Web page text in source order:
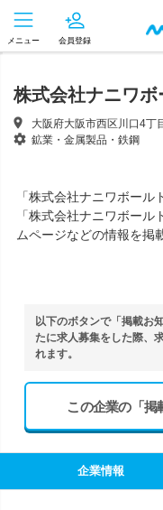
メニュー 会員登録
株式会社ナニワボ
大阪府大阪市西区川口4丁
鉱業・金属製品・鉄鋼
「株式会社ナニワボール
「株式会社ナニワボー
ムページなどの情報を掲
以下のボタンで「掲載お
たに求人募集をした際、
れます。
この企業の「掲
企業情報